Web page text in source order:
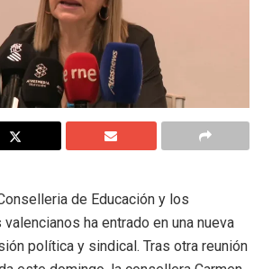
de Educación y los
ha entrado en una nueva
política y sindical. Tras otra reunión